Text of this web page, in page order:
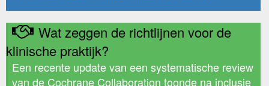
Wat zeggen de richtlijnen voor de
klinische praktijk?
Een recente update van een systematische review
van de Cochrane Collaboration toonde na inclusie